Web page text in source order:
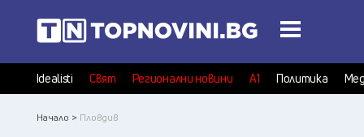
Idealisti Свят Регионални новини А1 Политика
Начало > Пловдив